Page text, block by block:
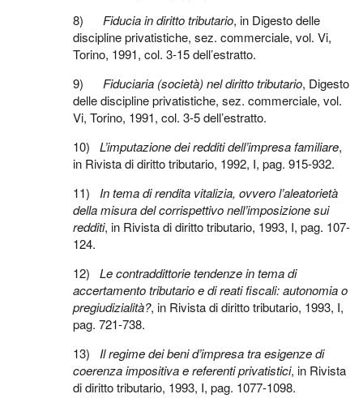
8) Fiducia in diritto tributario, in Digesto delle
discipline privatistiche, sez. commerciale, vol. Vi,
Torino, 1991, col. 3-15 dell’estratto.
9) Fiduciaria (società) nel diritto tributario, Digesto
delle discipline privatistiche, sez. commerciale, vol.
Vi, Torino, 1991, col. 3-5 dell’estratto.
10) L’imputazione dei redditi dell’impresa familiare,
in Rivista di diritto tributario, 1992, I, pag. 915-932.
11) In tema di rendita vitalizia, ovvero l’aleatorietà
della misura del corrispettivo nell’imposizione sui
redditi, in Rivista di diritto tributario, 1993, I, pag. 107-
124.
12) Le contraddittorie tendenze in tema di
accertamento tributario e di reati fiscali: autonomia o
pregiudizialità?, in Rivista di diritto tributario, 1993, I,
pag. 721-738.
13) Il regime dei beni d’impresa tra esigenze di
coerenza impositiva e referenti privatistici, in Rivista
di diritto tributario, 1993, I, pag. 1077-1098.